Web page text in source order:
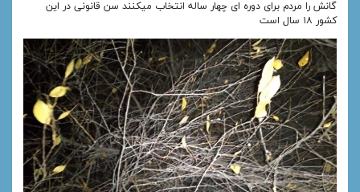
گانش را مردم برای دوره‌ ای چهار ساله انتخاب میکنند سن قانونی در این
کشور ۱۸ سال است